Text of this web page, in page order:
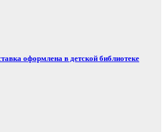
оформлена в детской библиотеке